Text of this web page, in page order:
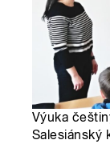
Výuka
Salesiánský